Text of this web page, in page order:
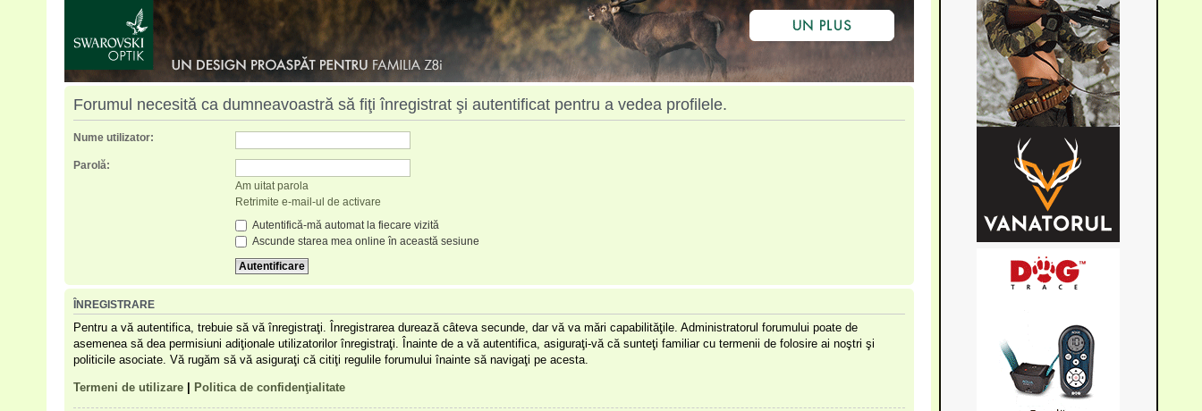
Forumul necesită ca dumneavoastră să fiţi înregistrat şi autentificat pentru a vedea profilele.
Nume utilizator:
Parolă:
Am uitat parola
Retrimite e-mail-ul de activare
Autentifică-mă automat la fiecare vizită
Ascunde starea mea online în această sesiune
ÎNREGISTRARE
Pentru a vă autentifica, trebuie să vă înregistraţi. Înregistrarea durează câteva secunde, dar vă va mări capabilităţile. Administratorul forumului poate de
asemenea să dea permisiuni adiţionale utilizatorilor înregistraţi. Înainte de a vă autentifica, asiguraţi-vă că sunteţi familiar cu termenii de folosire ai noştri şi
politicile asociate. Vă rugăm să vă asiguraţi că citiţi regulile forumului înainte să navigaţi pe acesta.
Termeni de utilizare| Politica de confidenţialitate